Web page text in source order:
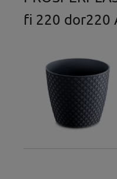
fi 220 dor220